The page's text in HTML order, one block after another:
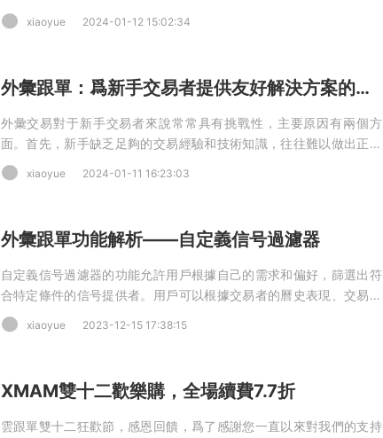
機構的交易信号進行外彙交易的方式。
xiaoyue 2024-01-12 15:02:34
外彙跟單：爲新手交易者提供友好解決方案的交易模式
外彙交易對于新手交易者來說常常具有挑戰性，主要原因有兩個方
面。首先，新手缺乏足夠的交易經驗和技術知識，往往難以做出正确
的交易決策。其次，外彙市場的波動性和複雜性使得新手很難掌握市
場動态。然而，随着跟單交易平台的出現，這個問題得到了解決。
xiaoyue 2024-01-11 16:23:03
外彙跟單功能解析——自定義信号過濾器
自定義信号過濾器的功能允許用戶根據自己的需求和偏好，篩選出符
合特定條件的信号提供者。用戶可以根據交易者的曆史表現、交易品
種、風險水平等因素，自由選擇合适的信号提供者，以滿足自己的投
資目标和風險偏好。
xiaoyue 2023-12-15 17:38:15
XMAM雙十二歡樂購，全場續費7.7折
雲跟單雙十二狂歡節，感恩回饋，爲了感謝您一直以來對我們的支持